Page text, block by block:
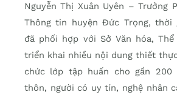
Nguyễn Thị Xuân Uyên – Trưởng
Thông tin huyện Đức Trọng, thời
đã phối hợp với Sở Văn hóa,
triển khai nhiều nội dung thiết
chức lớp tập huấn cho gần 200
thôn, người có uy tín, nghệ nhân